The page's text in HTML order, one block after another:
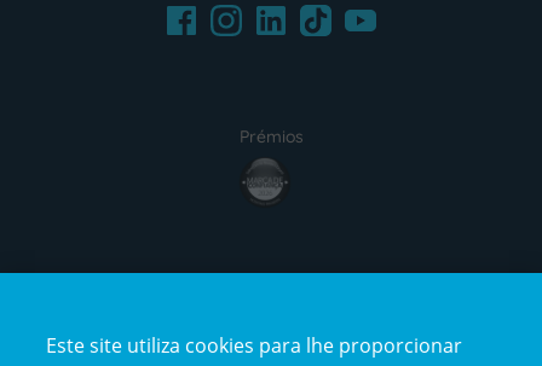
FacebookInstagramLinkedInTikTokYoutube
Prémios
award4
certification2certification3
Este site utiliza cookies para lhe proporcionar